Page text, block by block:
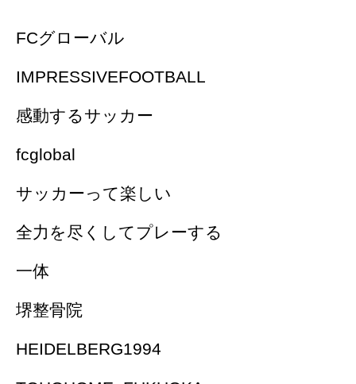
FCグローバル
IMPRESSIVEFOOTBALL
感動するサッカー
fcglobal
サッカーって楽しい
全力を尽くしてプレーする
一体
堺整骨院
HEIDELBERG1994